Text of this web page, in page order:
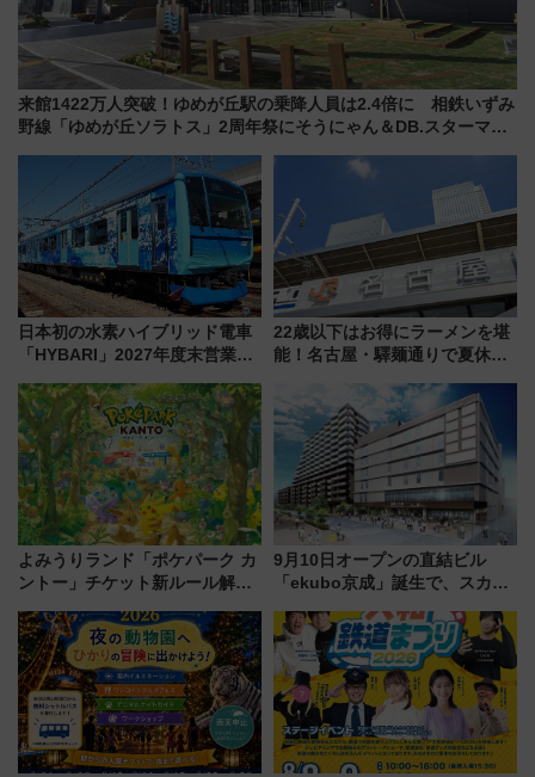
来館1422万人突破！ゆめが丘駅の乗降人員は2.4倍に 相鉄いずみ
野線「ゆめが丘ソラトス」2周年祭にそうにゃん＆DB.スターマン
日本初の水素ハイブリッド電車
「HYBARI」2027年度末営業運
で水素利活用が加速
22歳以下はお得にラーメンを堪
能！名古屋・驛麺通りで夏休み
よりスタート
よみうりランド「ポケパーク カ
ントー」チケット新ルール解
本人確認が11月スタート
9月10日オープンの直結ビル
「ekubo京成」誕生で、スカイ
新鎌ヶ谷はどう変わる？ 全テナ
ント情報も公開！